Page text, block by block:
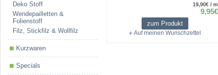
Deko Stoff
Wendepailletten &
Folienstoff
Filz, Stickfilz & Wollfilz
Kurzwaren
Specials
19,90€ / m
9,95€
zum Produkt
Auf meinen Wunschzettel